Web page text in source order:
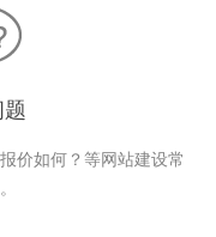
价如何？等网站建设常